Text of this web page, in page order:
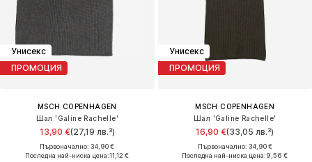
Унисекс
ПРОМОЦИЯ
MSCH COPENHAGEN
Шал 'Galine Rachelle'
13,90 €(27,19 лв.³)
Първоначално: 34,90 €
Последна най-ниска цена:11,12 €
Унисекс
ПРОМОЦИЯ
MSCH COPENHAGEN
Шал 'Galine Rachelle'
16,90 €(33,05 лв.³)
Първоначално: 34,90 €
Последна най-ниска цена:9,56 €